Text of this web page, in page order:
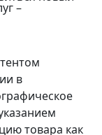
в
товара как